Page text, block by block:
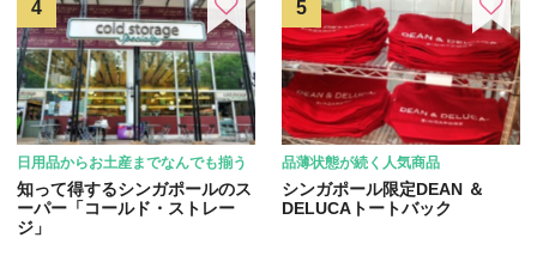
日用品からお土産までなんでも揃う
知って得するシンガポールのス
ーパー「コールド・ストレー
ジ」
品薄状態が続く人気商品
シンガポール限定DEAN ＆
DELUCAトートバック